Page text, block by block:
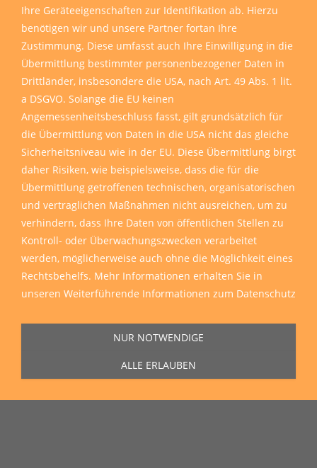
Ihre Geräteeigenschaften zur Identifikation ab. Hierzu
benötigen wir und unsere Partner fortan Ihre
Zustimmung. Diese umfasst auch Ihre Einwilligung in die
Übermittlung bestimmter personenbezogener Daten in
Drittländer, insbesondere die USA, nach Art. 49 Abs. 1 lit.
a DSGVO. Solange die EU keinen
Angemessenheitsbeschluss fasst, gilt grundsätzlich für
die Übermittlung von Daten in die USA nicht das gleiche
Sicherheitsniveau wie in der EU. Diese Übermittlung birgt
daher Risiken, wie beispielsweise, dass die für die
Übermittlung getroffenen technischen, organisatorischen
und vertraglichen Maßnahmen nicht ausreichen, um zu
verhindern, dass Ihre Daten von öffentlichen Stellen zu
Kontroll- oder Überwachungszwecken verarbeitet
werden, möglicherweise auch ohne die Möglichkeit eines
Rechtsbehelfs. Mehr Informationen erhalten Sie in
unseren Weiterführende Informationen zum Datenschutz
NUR NOTWENDIGE
ALLE ERLAUBEN